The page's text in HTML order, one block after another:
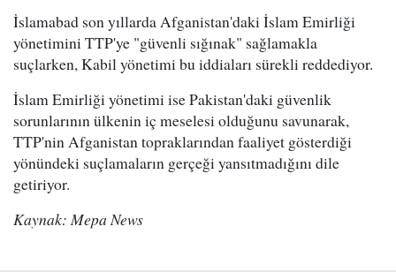
İslamabad son yıllarda Afganistan'daki İslam Emirliği
yönetimini TTP'ye "güvenli sığınak" sağlamakla
suçlarken, Kabil yönetimi bu iddiaları sürekli reddediyor.
İslam Emirliği yönetimi ise Pakistan'daki güvenlik
sorunlarının ülkenin iç meselesi olduğunu savunarak,
TTP'nin Afganistan topraklarından faaliyet gösterdiği
yönündeki suçlamaların gerçeği yansıtmadığını dile
getiriyor.
Kaynak: Mepa News